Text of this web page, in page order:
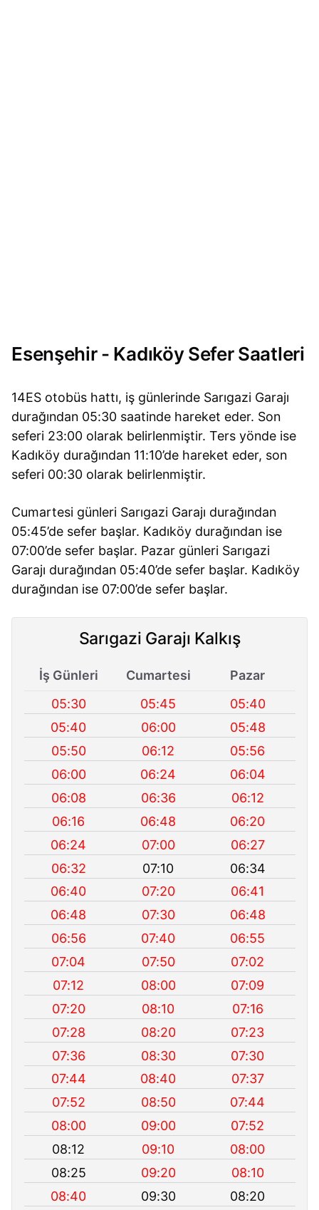
Esenşehir - Kadıköy Sefer Saatleri
14ES otobüs hattı, iş günlerinde Sarıgazi Garajı
durağından 05:30 saatinde hareket eder. Son
seferi 23:00 olarak belirlenmiştir. Ters yönde ise
Kadıköy durağından 11:10’de hareket eder, son
seferi 00:30 olarak belirlenmiştir.
Cumartesi günleri Sarıgazi Garajı durağından
05:45’de sefer başlar. Kadıköy durağından ise
07:00’de sefer başlar. Pazar günleri Sarıgazi
Garajı durağından 05:40’de sefer başlar. Kadıköy
durağından ise 07:00’de sefer başlar.
Sarıgazi Garajı Kalkış
İş Günleri Cumartesi
Pazar
05:30
05:45
05:40
05:40
06:00
05:48
05:50
06:12
05:56
06:00
06:24
06:04
06:08
06:36
06:12
06:16
06:48
06:20
06:24
07:00
06:27
06:32
07:10
06:34
06:40
07:20
06:41
06:48
07:30
06:48
06:56
07:40
06:55
07:04
07:50
07:02
07:12
08:00
07:09
07:20
08:10
07:16
07:28
08:20
07:23
07:36
08:30
07:30
07:44
08:40
07:37
07:52
08:50
07:44
08:00
09:00
07:52
08:12
09:10
08:00
08:25
09:20
08:10
08:40
09:30 08:20